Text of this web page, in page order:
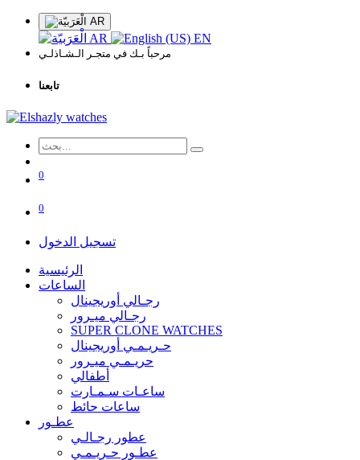
AR
AR EN
مرحباً بـك في متجـر الـشـاذلـي
تابعنا
0
0
تسجيل الدخول
الرئيسية
الساعات
رجـالي أوريجينال
رجـالي ميـرور
SUPER CLONE WATCHES
حـريـمـي أوريجينال
حريـمـي ميـرور
أطفالي
ساعـات سـمـارت
ساعات حائط
عطـور
عطور رجـالـي
عطـور حـريـمـي